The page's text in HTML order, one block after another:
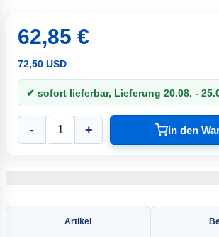
62,85 €
72,50 USD
✔ sofort lieferbar, Lieferung 20.08. -
- + in den
Artikel